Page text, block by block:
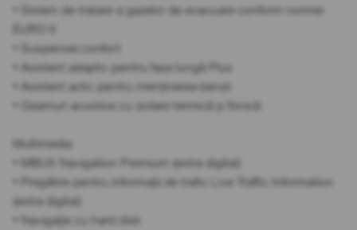
• Sistem de tratare a gazelor de evacuare conform normei
• Suspensie confort
• Asistent adaptiv pentru faza lungă Plus
• Asistent activ pentru menținerea benzii
• Geamuri acustice cu izolare termică și fonică
Multimedia
• MBUX Navigation Premium (extra digital)
• Pregătire pentru informații de trafic Live Traffic Information
(extra digital)
• Navigație cu hard disk